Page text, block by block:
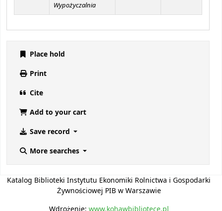
Wypożyczalnia
Place hold
Print
Cite
Add to your cart
Save record
More searches
Katalog Biblioteki Instytutu Ekonomiki Rolnictwa i Gospodarki
Żywnościowej PIB w Warszawie